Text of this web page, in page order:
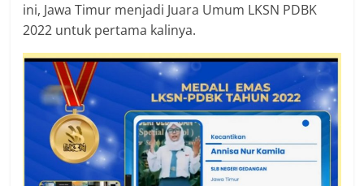
ini, Jawa Timur menjadi Juara Umum LKSN PDBK
2022 untuk pertama kalinya.